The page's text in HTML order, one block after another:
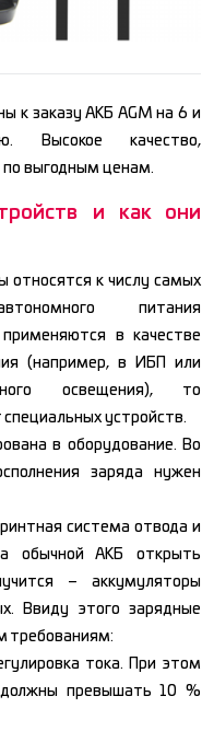
к заказу АКБ AGM на 6 и
качество,
выгодным ценам.
и как они
относятся к числу самых
питания
в качестве
(например, в ИБП или
освещения), то
устройств.
в оборудование. Во
заряда нужен
система отвода и
обычной АКБ открыть
– аккумуляторы
Ввиду этого зарядные
требованиям:
тока. При этом
превышать 10 %